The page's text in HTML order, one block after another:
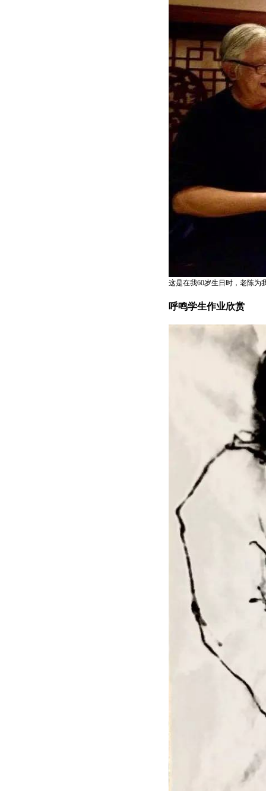
这是在我60岁生日时，老陈为
呼鸣学生作业欣赏